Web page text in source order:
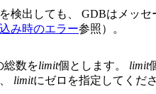
出しても、 GDBはメッ
み時のエラー参照）。
総数をlimit個とします。 limit
limitにゼロを指定してくだ